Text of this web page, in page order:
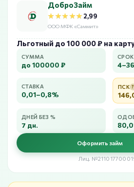
ДоброЗайм
★★★★★
★★★★★2,99
ООО МФК «Саммит»
Льготный до 100 000 ₽ на
СУММА
до 100000 ₽
СРОК
СТАВКА
0,01–0,8%
ПСК ?
ДНЕЙ БЕЗ %
7 дн.
Оформить займ
Лиц.